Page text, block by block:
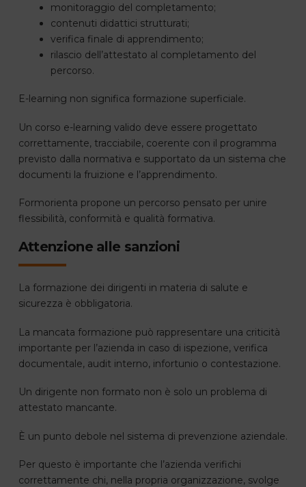
monitoraggio del completamento;
contenuti didattici strutturati;
verifica finale di apprendimento;
rilascio dell’attestato al completamento del
percorso.
E-learning non significa formazione superficiale.
Un corso e-learning valido deve essere progettato
correttamente, tracciabile, coerente con il programma
previsto dalla normativa e supportato da un sistema che
documenti la fruizione e l’apprendimento.
Formorienta propone un percorso pensato per unire
flessibilità, conformità e qualità formativa.
Attenzione alle sanzioni
La formazione dei dirigenti in materia di salute e
sicurezza è obbligatoria.
La mancata formazione può rappresentare una criticità
importante per l’azienda in caso di ispezione, verifica
documentale, audit interno, infortunio o contestazione.
Un dirigente non formato non è solo un problema di
attestato mancante.
È un punto debole nel sistema di prevenzione aziendale.
Per questo è importante che l’azienda verifichi
correttamente chi, nella propria organizzazione, svolge